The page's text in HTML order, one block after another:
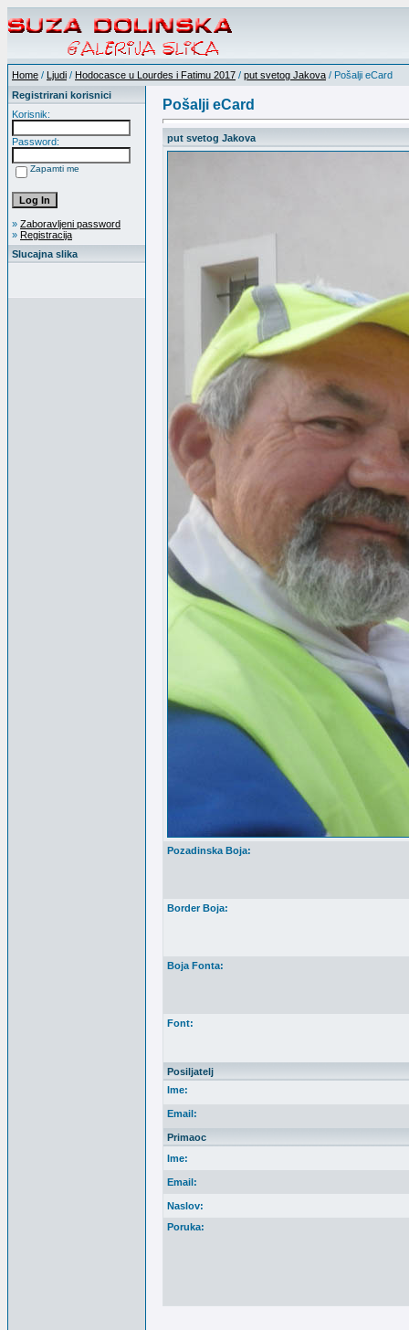
Home / Ljudi / Hodocasce u Lourdes i Fatimu 2017 / put svetog Jakova / Pošalji eCard
Registrirani korisnici
Korisnik:
Password:
Zapamti me
» Zaboravljeni password
» Registracija
Slucajna slika
Pošalji eCard
put svetog Jakova
Pozadinska Boja:
Border Boja:
Boja Fonta:
Font:
Posiljatelj
Ime:
Email:
Primaoc
Ime:
Email:
Naslov:
Poruka: